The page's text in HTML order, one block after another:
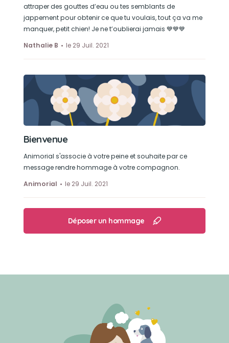
attraper des gouttes d’eau ou tes semblants de
jappement pour obtenir ce que tu voulais, tout ça va me
manquer, petit chien! Je ne t’oublierai jamais 💙💙💙
Nathalie B
le 29 Juil. 2021
Bienvenue
Animorial s'associe à votre peine et souhaite par ce
message rendre hommage à votre compagnon.
Animorial
le 29 Juil. 2021
Déposer un hommage